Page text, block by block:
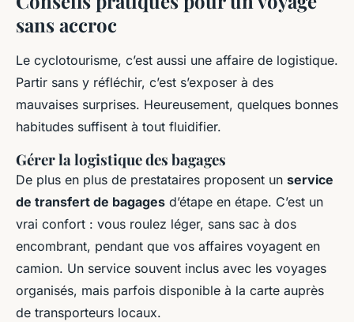
sans accroc
Le cyclotourisme, c’est aussi une affaire de logistique.
Partir sans y réfléchir, c’est s’exposer à des
mauvaises surprises. Heureusement, quelques bonnes
habitudes suffisent à tout fluidifier.
Gérer la logistique des bagages
De plus en plus de prestataires proposent un service
de transfert de bagages d’étape en étape. C’est un
vrai confort : vous roulez léger, sans sac à dos
encombrant, pendant que vos affaires voyagent en
camion. Un service souvent inclus avec les voyages
organisés, mais parfois disponible à la carte auprès
de transporteurs locaux.